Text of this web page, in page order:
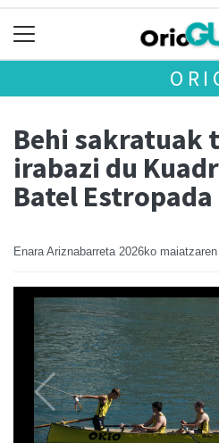
Behi sakratuak
irabazi du
Batel Estropada
Enara Ariznabarreta 2026ko